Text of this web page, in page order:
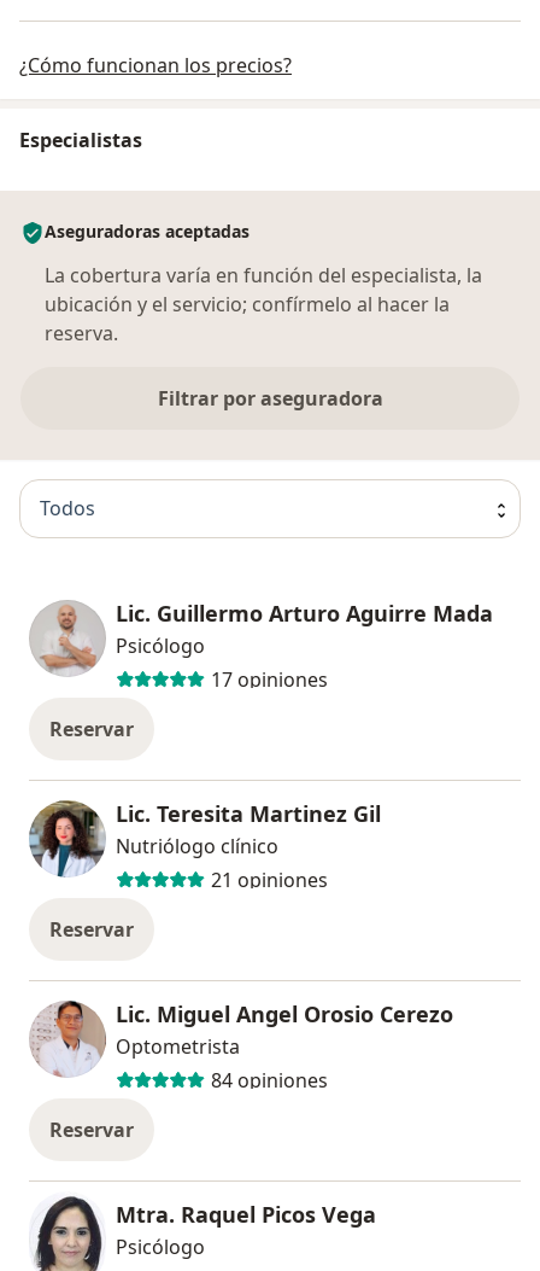
¿Cómo funcionan los precios?
Especialistas
Aseguradoras aceptadas
La cobertura varía en función del especialista, la
ubicación y el servicio; confírmelo al hacer la
reserva.
Filtrar por aseguradora
Todos
Lic. Guillermo Arturo Aguirre Mada
Psicólogo
17 opiniones
Reservar
Lic. Teresita Martinez Gil
Nutriólogo clínico
21 opiniones
Reservar
Lic. Miguel Angel Orosio Cerezo
Optometrista
84 opiniones
Reservar
Mtra. Raquel Picos Vega
Psicólogo